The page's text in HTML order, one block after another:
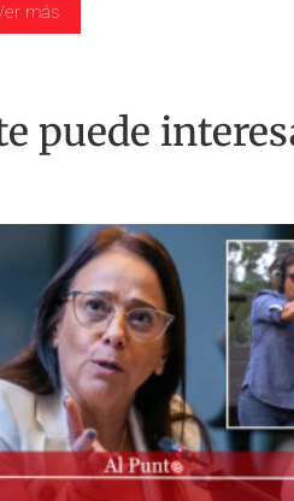
más
puede